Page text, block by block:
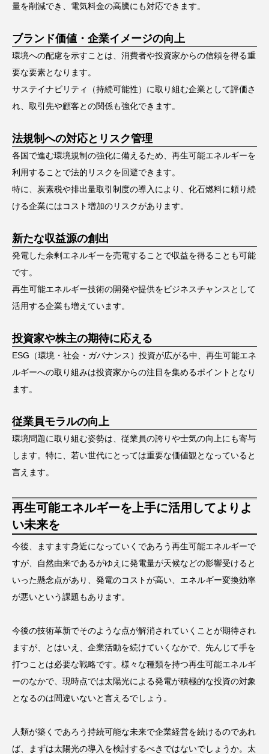
量を削減でき、電気料金の高騰にも対応できます。
ブランド価値・企業イメージの向上
環境への配慮を示すことは、消費者や投資家からの信頼を得る重
要な要素となります。
サステイナビリティ（持続可能性）に取り組む企業として評価さ
れ、取引先や顧客との関係も強化できます。
法規制への対応とリスク管理
各国で進む環境規制の強化に備えるため、再生可能エネルギーを
利用することで法的リスクを回避できます。
特に、炭素税や排出量取引制度の導入により、化石燃料に頼り続
ける企業にはコスト増加のリスクがあります。
新たな収益源の創出
発電した余剰エネルギーを売電することで収益を得ることも可能
です。
再生可能エネルギー技術の開発や提供をビジネスチャンスとして
活用する企業も増えています。
投資家や株主の期待に応える
ESG（環境・社会・ガバナンス）投資が広がる中、再生可能エネ
ルギーへの取り組みは投資家からの注目を集めるポイントとなり
ます。
従業員モラルの向上
環境問題に取り組む姿勢は、従業員の誇りや士気の向上にも寄与
します。特に、若い世代にとっては重要な価値観となっていると
言えます。
再生可能エネルギーを上手に活用してよりよ
い未来を
今後、ますます身近になっていくであろう再生可能エネルギーで
すが、自然由来であるがゆえに発電量が天候などの影響受けると
いった懸念点があり、発電のコストが高い、エネルギー変換効率
が悪いという課題もあります。
今後の技術革新でそのような点が解消されていくことが期待され
ますが、とはいえ、企業活動を続けていくなかで、先んじて手を
打つことは必要な戦略です。様々な種類を持つ再生可能エネルギ
ーのなかで、現時点では太陽光による発電が積極的な投資の対象
となるのは間違いないと言えるでしょう。
人類が築くであろう持続可能な未来で企業経営を続けるのであれ
ば、まずは太陽光の導入を検討するべきではないでしょうか。太